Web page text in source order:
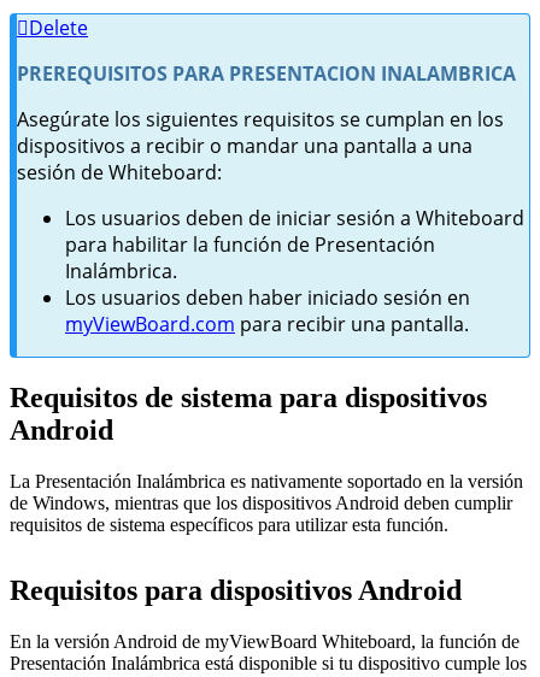
Delete
PREREQUISITOS PARA PRESENTACION INALAMBRICA
Asegúrate los siguientes requisitos se cumplan en los
dispositivos a recibir o mandar una pantalla a una
sesión de Whiteboard:
Los usuarios deben de iniciar sesión a Whiteboard
para habilitar la función de Presentación
Inalámbrica.
Los usuarios deben haber iniciado sesión en
myViewBoard.com para recibir una pantalla.
Requisitos de sistema para dispositivos
Android
La Presentación Inalámbrica es nativamente soportado en la versión
de Windows, mientras que los dispositivos Android deben cumplir
requisitos de sistema específicos para utilizar esta función.
Requisitos para dispositivos Android
En la versión Android de myViewBoard Whiteboard, la función de
Presentación Inalámbrica está disponible si tu dispositivo cumple los